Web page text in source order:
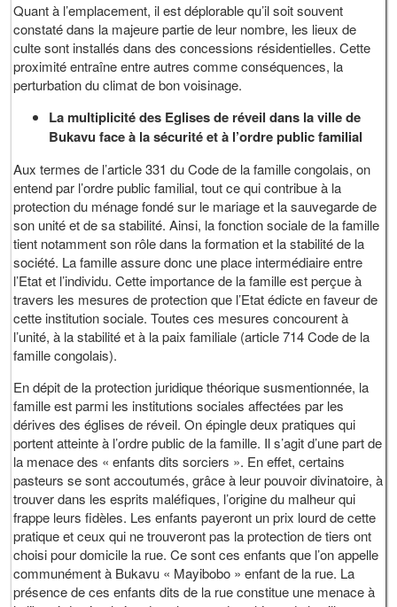
Quant à l’emplacement, il est déplorable qu’il soit souvent
constaté dans la majeure partie de leur nombre, les lieux de
culte sont installés dans des concessions résidentielles. Cette
proximité entraîne entre autres comme conséquences, la
perturbation du climat de bon voisinage.
La multiplicité des Eglises de réveil dans la ville de
Bukavu face à la sécurité et à l’ordre public familial
Aux termes de l’article 331 du Code de la famille congolais, on
entend par l’ordre public familial, tout ce qui contribue à la
protection du ménage fondé sur le mariage et la sauvegarde de
son unité et de sa stabilité. Ainsi, la fonction sociale de la famille
tient notamment son rôle dans la formation et la stabilité de la
société. La famille assure donc une place intermédiaire entre
l’Etat et l’individu. Cette importance de la famille est perçue à
travers les mesures de protection que l’Etat édicte en faveur de
cette institution sociale. Toutes ces mesures concourent à
l’unité, à la stabilité et à la paix familiale (article 714 Code de la
famille congolais).
En dépit de la protection juridique théorique susmentionnée, la
famille est parmi les institutions sociales affectées par les
dérives des églises de réveil. On épingle deux pratiques qui
portent atteinte à l’ordre public de la famille. Il s’agit d’une part de
la menace des « enfants dits sorciers ». En effet, certains
pasteurs se sont accoutumés, grâce à leur pouvoir divinatoire, à
trouver dans les esprits maléfiques, l’origine du malheur qui
frappe leurs fidèles. Les enfants payeront un prix lourd de cette
pratique et ceux qui ne trouveront pas la protection de tiers ont
choisi pour domicile la rue. Ce sont ces enfants que l’on appelle
communément à Bukavu « Mayibobo » enfant de la rue. La
présence de ces enfants dits de la rue constitue une menace à